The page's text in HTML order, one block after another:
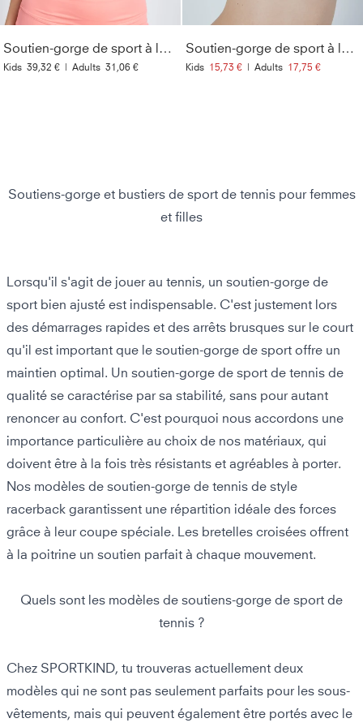
Soutien-gorge de sport à larges bretelles, abricot
Kids 39,32 € | Adults 31,06 €
Soutien-gorge de sport à larges bretelles, kaki
Kids 15,73 € | Adults 17,75 €
Soutiens-gorge et bustiers de sport de tennis pour femmes
et filles
Lorsqu'il s'agit de jouer au tennis, un soutien-gorge de
sport bien ajusté est indispensable. C'est justement lors
des démarrages rapides et des arrêts brusques sur le court
qu'il est important que le soutien-gorge de sport offre un
maintien optimal. Un soutien-gorge de sport de tennis de
qualité se caractérise par sa stabilité, sans pour autant
renoncer au confort. C'est pourquoi nous accordons une
importance particulière au choix de nos matériaux, qui
doivent être à la fois très résistants et agréables à porter.
Nos modèles de soutien-gorge de tennis de style
racerback garantissent une répartition idéale des forces
grâce à leur coupe spéciale. Les bretelles croisées offrent
à la poitrine un soutien parfait à chaque mouvement.
Quels sont les modèles de soutiens-gorge de sport de
tennis ?
Chez SPORTKIND, tu trouveras actuellement deux
modèles qui ne sont pas seulement parfaits pour les sous-
vêtements, mais qui peuvent également être portés avec le